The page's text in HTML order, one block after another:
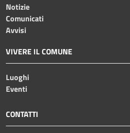
Notizie
Comunicati
Avvisi
VIVERE IL COMUNE
Luoghi
Eventi
CONTATTI